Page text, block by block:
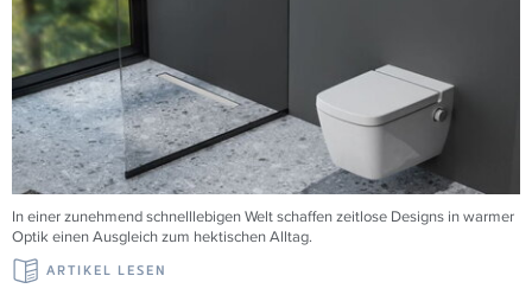
In einer zunehmend schnelllebigen Welt schaffen zeitlose Designs in warmer
Optik einen Ausgleich zum hektischen Alltag.
ARTIKEL LESEN